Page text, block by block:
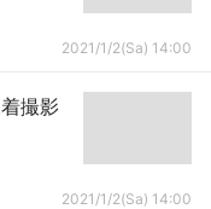
2021/1/2(Sa) 14:00
撮影
2021/1/2(Sa) 14:00